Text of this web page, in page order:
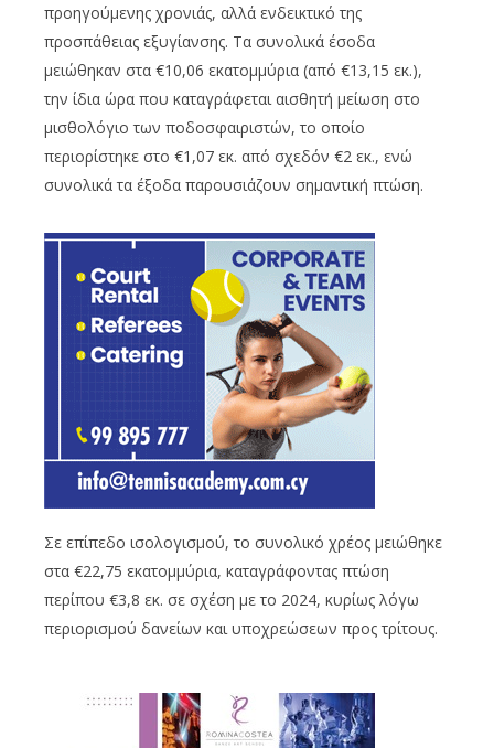
προηγούμενης χρονιάς, αλλά ενδεικτικό της
προσπάθειας εξυγίανσης. Τα συνολικά έσοδα
μειώθηκαν στα €10,06 εκατομμύρια (από €13,15 εκ.),
την ίδια ώρα που καταγράφεται αισθητή μείωση στο
μισθολόγιο των ποδοσφαιριστών, το οποίο
περιορίστηκε στο €1,07 εκ. από σχεδόν €2 εκ., ενώ
συνολικά τα έξοδα παρουσιάζουν σημαντική πτώση.
Σε επίπεδο ισολογισμού, το συνολικό χρέος μειώθηκε
στα €22,75 εκατομμύρια, καταγράφοντας πτώση
περίπου €3,8 εκ. σε σχέση με το 2024, κυρίως λόγω
περιορισμού δανείων και υποχρεώσεων προς τρίτους.